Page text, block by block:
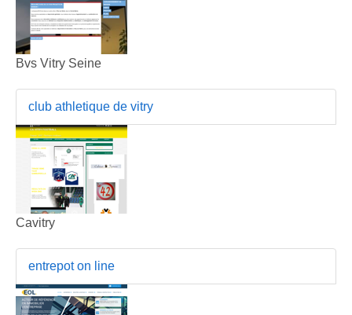
Bvs Vitry Seine
club athletique de vitry
Cavitry
entrepot on line